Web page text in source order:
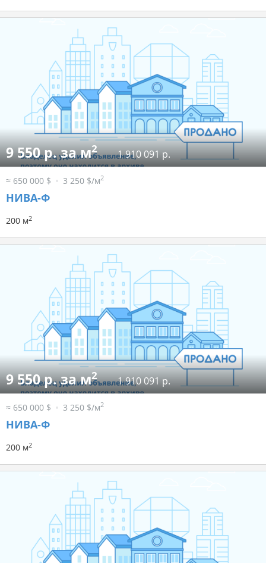
9 550 р. за м2 1 910 091 р.
≈ 650 000 $ 3 250 $/м2
НИВА-Ф
200 м2
9 550 р. за м2 1 910 091 р.
≈ 650 000 $ 3 250 $/м2
НИВА-Ф
200 м2